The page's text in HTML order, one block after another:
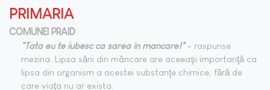
PRIMARIA
COMUNEI PRAID
"Tata eu te iubesc ca sarea in mancare!"- raspunse
mezina. Lipsa sării din mâncare are aceeaşi importanţă ca
lipsa din organism a acestei substanţe chimice, fără de
care viaţa nu ar exista.